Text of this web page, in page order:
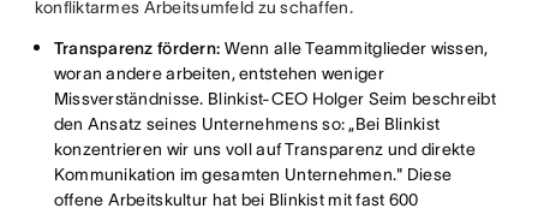
konfliktarmes Arbeitsumfeld zu schaffen.
Transparenz fördern: Wenn alle Teammitglieder wissen,
woran andere arbeiten, entstehen weniger
Missverständnisse. Blinkist-CEO Holger Seim beschreibt
den Ansatz seines Unternehmens so: „Bei Blinkist
konzentrieren wir uns voll auf Transparenz und direkte
Kommunikation im gesamten Unternehmen." Diese
offene Arbeitskultur hat bei Blinkist mit fast 600